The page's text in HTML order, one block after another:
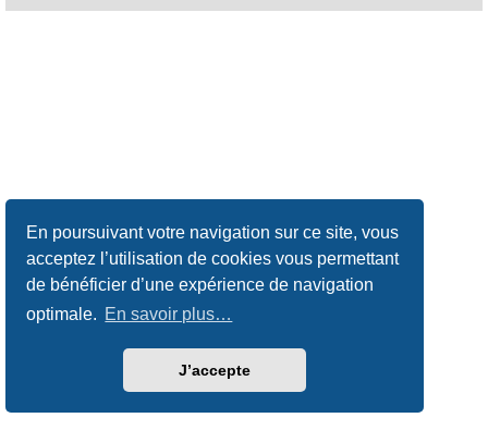
En poursuivant votre navigation sur ce site, vous
acceptez l’utilisation de cookies vous permettant
de bénéficier d’une expérience de navigation
optimale. En savoir plus…
J’accepte